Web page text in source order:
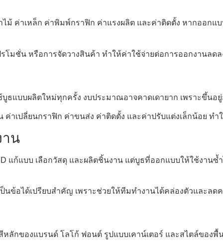
ม้ ค่าเหล็ก ค่าพิมพ์กราฟิก ค่าแรงผลิต และค่าติดตั้ง หากออกแ
มชั่น หรือการจัดวางสินค้า ทำให้ค่าใช้จ่ายต่อการออกงานลดล
ธแบบผลิตใหม่ทุกครั้ง งบประมาณอาจคาดเดายาก เพราะขึ้น
าเปลี่ยนกราฟิก ค่าขนส่ง ค่าติดตั้ง และค่าปรับแต่งเล็กน้อย ท
าน
แก้แบบ เลือกวัสดุ และผลิตชิ้นงาน แต่บูธที่ออกแบบให้ใช้งาน
ข้อได้เปรียบสำคัญ เพราะช่วยให้ทีมทำงานได้คล่องตัวและลดค
ลักของแบรนด์ โลโก้ ฟอนต์ รูปแบบเคาน์เตอร์ และสไตล์ของ